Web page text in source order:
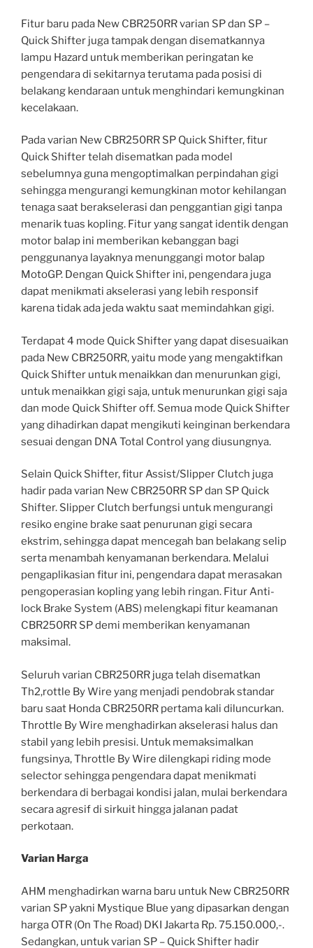
Fitur baru pada New CBR250RR varian SP dan SP –
Quick Shifter juga tampak dengan disematkannya
lampu Hazard untuk memberikan peringatan ke
pengendara di sekitarnya terutama pada posisi di
belakang kendaraan untuk menghindari kemungkinan
kecelakaan.
Pada varian New CBR250RR SP Quick Shifter, fitur
Quick Shifter telah disematkan pada model
sebelumnya guna mengoptimalkan perpindahan gigi
sehingga mengurangi kemungkinan motor kehilangan
tenaga saat berakselerasi dan penggantian gigi tanpa
menarik tuas kopling. Fitur yang sangat identik dengan
motor balap ini memberikan kebanggan bagi
penggunanya layaknya menunggangi motor balap
MotoGP. Dengan Quick Shifter ini, pengendara juga
dapat menikmati akselerasi yang lebih responsif
karena tidak ada jeda waktu saat memindahkan gigi.
Terdapat 4 mode Quick Shifter yang dapat disesuaikan
pada New CBR250RR, yaitu mode yang mengaktifkan
Quick Shifter untuk menaikkan dan menurunkan gigi,
untuk menaikkan gigi saja, untuk menurunkan gigi saja
dan mode Quick Shifter off. Semua mode Quick Shifter
yang dihadirkan dapat mengikuti keinginan berkendara
sesuai dengan DNA Total Control yang diusungnya.
Selain Quick Shifter, fitur Assist/Slipper Clutch juga
hadir pada varian New CBR250RR SP dan SP Quick
Shifter. Slipper Clutch berfungsi untuk mengurangi
resiko engine brake saat penurunan gigi secara
ekstrim, sehingga dapat mencegah ban belakang selip
serta menambah kenyamanan berkendara. Melalui
pengaplikasian fitur ini, pengendara dapat merasakan
pengoperasian kopling yang lebih ringan. Fitur Anti-
lock Brake System (ABS) melengkapi fitur keamanan
CBR250RR SP demi memberikan kenyamanan
maksimal.
Seluruh varian CBR250RR juga telah disematkan
Th2,rottle By Wire yang menjadi pendobrak standar
baru saat Honda CBR250RR pertama kali diluncurkan.
Throttle By Wire menghadirkan akselerasi halus dan
stabil yang lebih presisi. Untuk memaksimalkan
fungsinya, Throttle By Wire dilengkapi riding mode
selector sehingga pengendara dapat menikmati
berkendara di berbagai kondisi jalan, mulai berkendara
secara agresif di sirkuit hingga jalanan padat
perkotaan.
Varian Harga
AHM menghadirkan warna baru untuk New CBR250RR
varian SP yakni Mystique Blue yang dipasarkan dengan
harga OTR (On The Road) DKI Jakarta Rp. 75.150.000,-.
Sedangkan, untuk varian SP – Quick Shifter hadir